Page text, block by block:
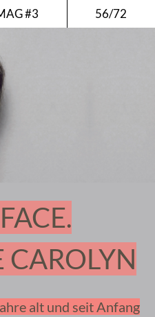
#3 56/72
alt und seit Anfang